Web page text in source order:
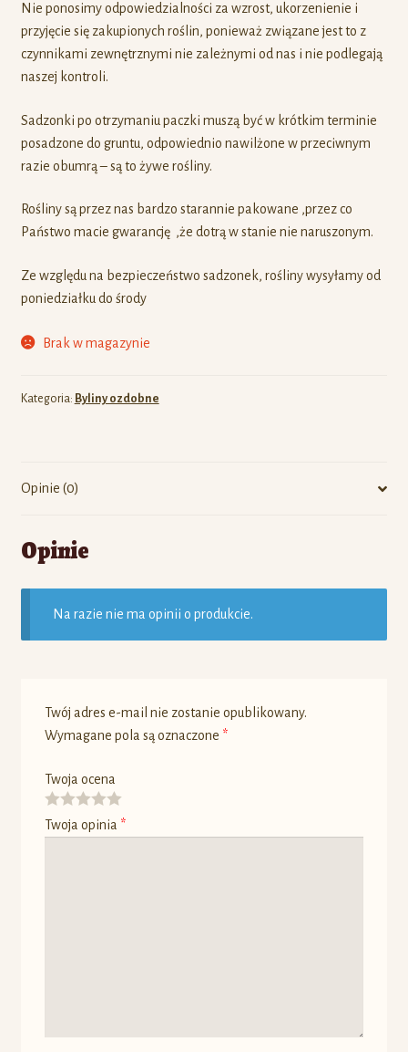
Nie ponosimy odpowiedzialności za wzrost, ukorzenienie i
przyjęcie się zakupionych roślin, ponieważ związane jest to z
czynnikami zewnętrznymi nie zależnymi od nas i nie podlegają
naszej kontroli.
Sadzonki po otrzymaniu paczki muszą być w krótkim terminie
posadzone do gruntu, odpowiednio nawilżone w przeciwnym
razie obumrą – są to żywe rośliny.
Rośliny są przez nas bardzo starannie pakowane ,przez co
Państwo macie gwarancję ,że dotrą w stanie nie naruszonym.
Ze względu na bezpieczeństwo sadzonek, rośliny wysyłamy od
poniedziałku do środy
Brak w magazynie
Kategoria: Byliny ozdobne
Opinie (0)
Opinie
Na razie nie ma opinii o produkcie.
Twój adres e-mail nie zostanie opublikowany.
Wymagane pola są oznaczone *
Twoja ocena
Twoja opinia *